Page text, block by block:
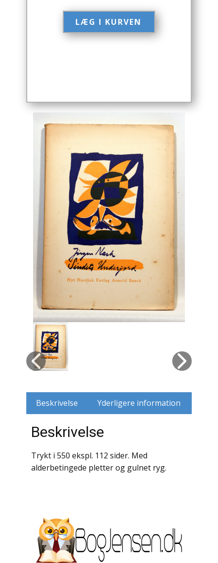
Børn / Unge
Børnebøger
Design
Drikkevare / Øl / Vin
Engelsk
Erhverv
Europa
Fantasy / Sciencefiction
Filosofi
Håndarbejde
Håndværk
Historie
Hobby
Hus / Have
Husdyr
Jernbaner
Kirkehistorie / Religion
Krige / Slag
Krop / Sind
Landbrug / Skovbrug
Litteraturhistorie
LÆG I KURVEN​
Beskrivelse Yderligere information
Beskrivelse
Trykt i 550 ekspl. 112 sider. Med
alderbetingede pletter og gulnet ryg.